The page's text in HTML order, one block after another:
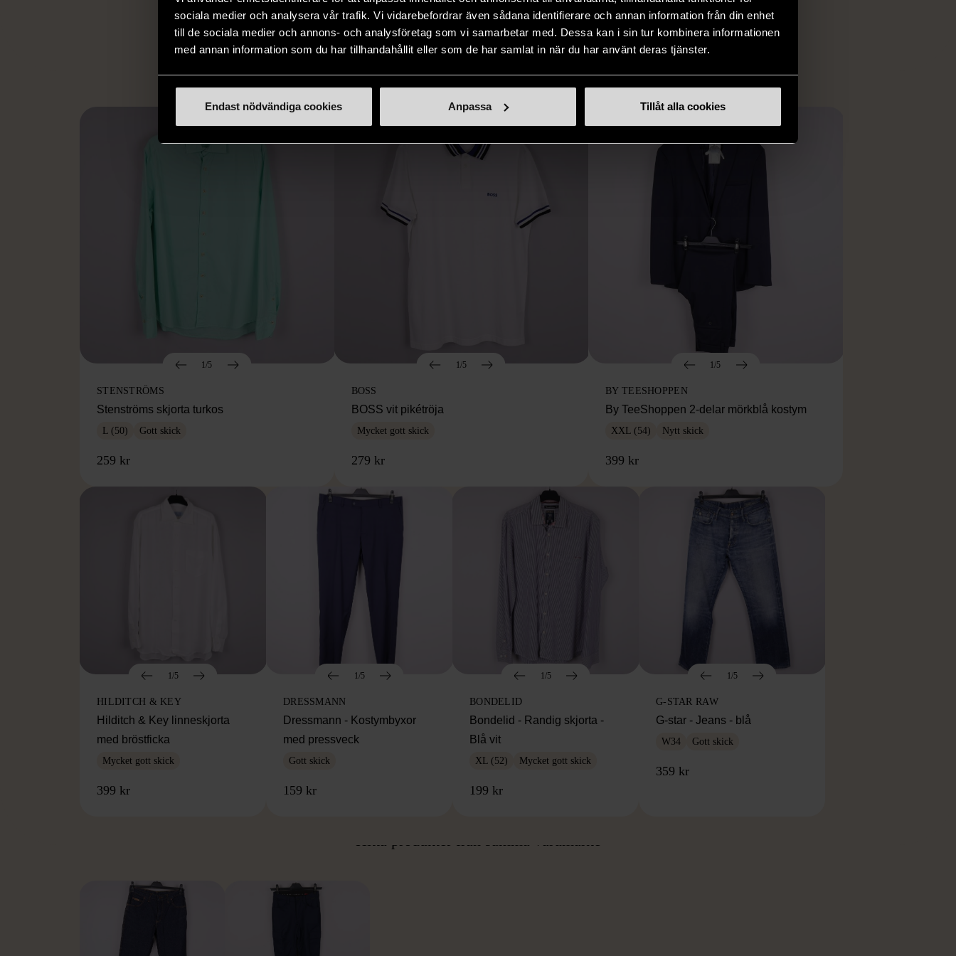
sociala medier och analysera vår trafik. Vi vidarebefordrar även sådana identifierare och annan information från din enhet
till de sociala medier och annons- och analysföretag som vi samarbetar med. Dessa kan i sin tur kombinera informationen
med annan information som du har tillhandahållit eller som de har samlat in när du har använt deras tjänster.
Endast nödvändiga cookies Anpassa Tillåt alla cookies
utanför arbetsmarknaden på ett
eller annat sätt.
nytt liv åt befintliga produkter.
inte finns i vanliga butiker.
LIKNANDE PRODUKTER
1/5
STENSTRÖMS
Stenströms skjorta turkos
L (50) Gott skick
259 kr
1/5
BOSS
BOSS vit pikétröja
Mycket gott skick
279 kr
1/5
BY TEESHOPPEN
By TeeShoppen 2-delar mörkblå kostym
XXL (54) Nytt skick
399 kr
1/5
HILDITCH & KEY
Hilditch & Key linneskjorta
med bröstficka
Mycket gott skick
399 kr
1/5
DRESSMANN
Dressmann - Kostymbyxor
med pressveck
Gott skick
159 kr
1/5
BONDELID
Bondelid - Randig skjorta -
Blå vit
XL (52) Mycket gott skick
199 kr
1/5
G-STAR RAW
G-star - Jeans - blå
W34 Gott skick
359 kr
Hitta produkter från samma varumärke